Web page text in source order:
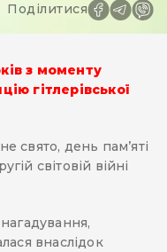
Поділитися
з моменту
гітлерівської
свято, день пам’яті
світовій війні
внаслідок